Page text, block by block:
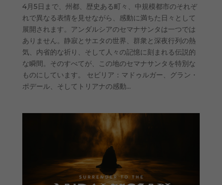
4月5日まで、州都、歴史ある町々、中規模都市のそれぞ
れで異なる表情を見せながら、感動に満ちた日々として
展開されます。アンダルシアのセマナサンタは一つでは
ありません。静寂とサエタの世界、群衆と深夜行列の熱
気、内省的な祈り、そして人々の記憶に刻まれる伝説的
な瞬間。そのすべてが、この地のセマナサンタを特別な
ものにしています。 セビリア：マドゥルガー、グラン・
ポデール、そしてトリアナの感動...